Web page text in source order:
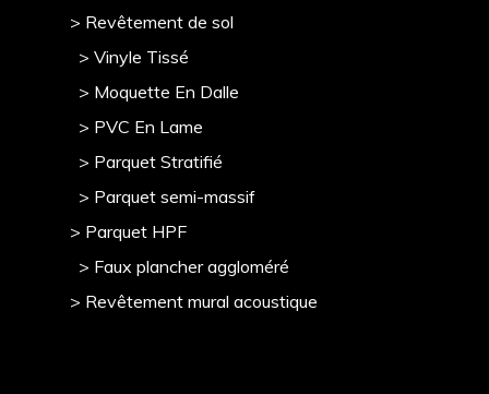
> Revêtement de sol
> Vinyle Tissé
> Moquette En Dalle
> PVC En Lame
> Parquet Stratifié
> Parquet semi-massif
> Parquet HPF
> Faux plancher aggloméré
> Revêtement mural acoustique